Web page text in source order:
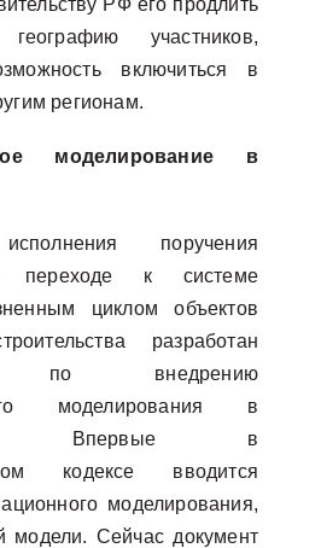
РФ его продлить
участников,
включиться в
регионам.
моделирование в
поручения
переходе к системе
циклом объектов
разработан
по внедрению
моделирования в
Впервые в
кодексе вводится
моделирования,
модели. Сейчас документ